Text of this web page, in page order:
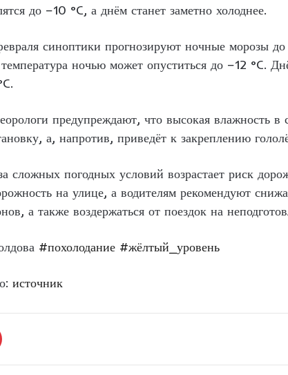
до −10 °C, а днём станет заметно холоднее.
синоптики прогнозируют ночные морозы
ночью может опуститься до −12 °C.
предупреждают, что высокая влажность
а, напротив, приведёт к закреплению
сложных погодных условий возрастает риск
на улице, а водителям рекомендуют
а также воздержаться от поездок на
#похолодание #жёлтый_уровень
источник